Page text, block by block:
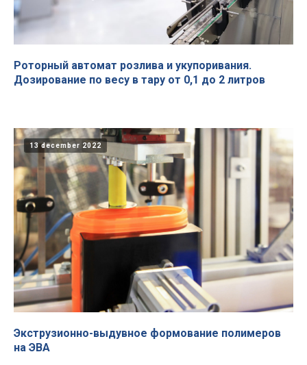
Роторный автомат розлива и укупоривания.
Дозирование по весу в тару от 0,1 до 2 литров
13 december 2022
Экструзионно-выдувное формование полимеров
на ЭВА